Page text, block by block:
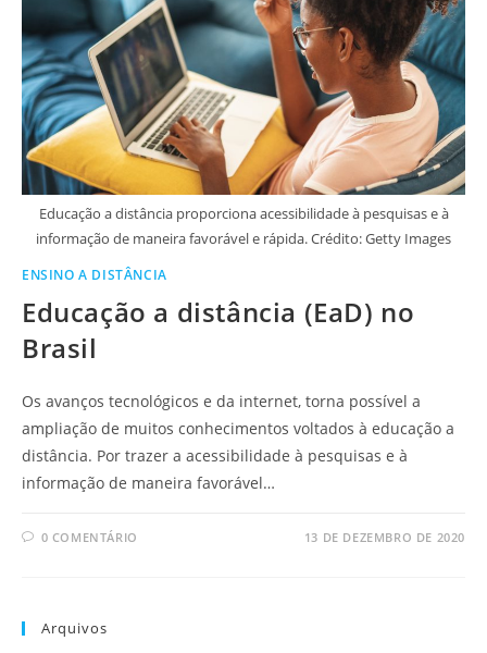
Educação a distância proporciona acessibilidade à pesquisas e à
informação de maneira favorável e rápida. Crédito: Getty Images
ENSINO A DISTÂNCIA
Educação a distância (EaD) no
Brasil
Os avanços tecnológicos e da internet, torna possível a
ampliação de muitos conhecimentos voltados à educação a
distância. Por trazer a acessibilidade à pesquisas e à
informação de maneira favorável…
0 COMENTÁRIO 13 DE DEZEMBRO DE 2020
Arquivos